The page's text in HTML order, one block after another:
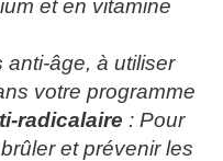
et en vitamine
anti-âge, à utiliser
votre programme
radicalaire : Pour
et prévenir les